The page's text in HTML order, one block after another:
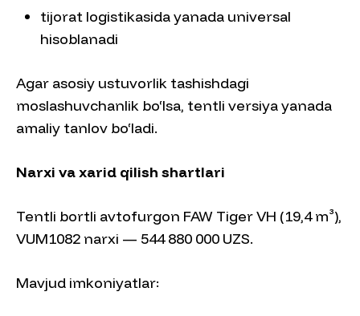
tijorat logistikasida yanada universal
hisoblanadi
Agar asosiy ustuvorlik tashishdagi
moslashuvchanlik bo‘lsa, tentli versiya yanada
amaliy tanlov bo‘ladi.
Narxi va xarid qilish shartlari
Tentli bortli avtofurgon FAW Tiger VH (19,4 m³),
VUM1082 narxi — 544 880 000 UZS.
Mavjud imkoniyatlar: